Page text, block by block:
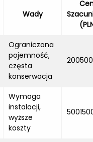
Wady
Ograniczona
pojemność,
częsta
konserwacja
200500
Wymaga
instalacji,
wyższe
koszty